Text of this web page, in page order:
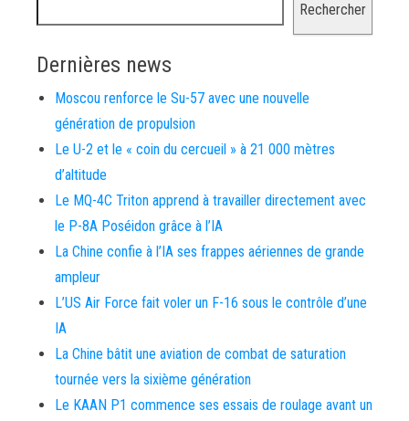
Rechercher
Dernières news
Moscou renforce le Su-57 avec une nouvelle
génération de propulsion
Le U-2 et le « coin du cercueil » à 21 000 mètres
d’altitude
Le MQ-4C Triton apprend à travailler directement avec
le P-8A Poséidon grâce à l’IA
La Chine confie à l’IA ses frappes aériennes de grande
ampleur
L’US Air Force fait voler un F-16 sous le contrôle d’une
IA
La Chine bâtit une aviation de combat de saturation
tournée vers la sixième génération
Le KAAN P1 commence ses essais de roulage avant un